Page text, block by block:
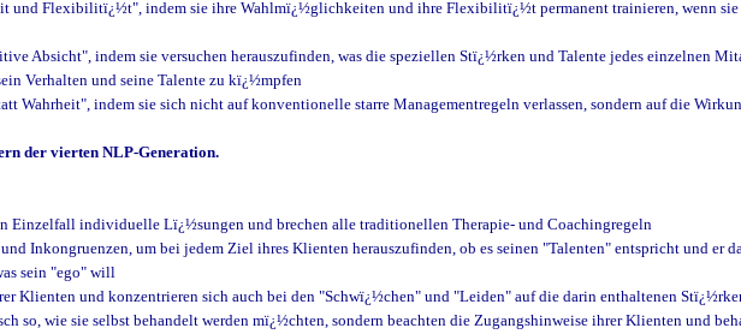
und Flexibilitï¿½t", indem sie ihre Wahlmï¿½glichkeiten und ihre Flexibilitï¿½t permanent trainieren, wenn
Absicht", indem sie versuchen herauszufinden, was die speziellen Stï¿½rken und Talente jedes einzelnen
Verhalten und seine Talente zu kï¿½mpfen
Wahrheit", indem sie sich nicht auf konventionelle starre Managementregeln verlassen, sondern auf die
der vierten NLP-Generation.
Einzelfall individuelle Lï¿½sungen und brechen alle traditionellen Therapie- und Coachingregeln
Inkongruenzen, um bei jedem Ziel ihres Klienten herauszufinden, ob es seinen "Talenten" entspricht und er
sein "ego" will
Klienten und konzentrieren sich auch bei den "Schwï¿½chen" und "Leiden" auf die darin enthaltenen
so, wie sie selbst behandelt werden mï¿½chten, sondern beachten die Zugangshinweise ihrer Klienten und